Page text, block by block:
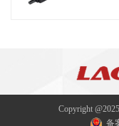
Copyright
备